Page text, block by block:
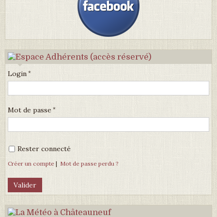
Login
Mot de passe
Rester connecté
Créer un compte | Mot de passe perdu ?